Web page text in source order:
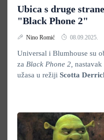
Ubica s druge
"Black Phone 2"
Nino Romić 08.09.2025.
Universal i Blumhouse su
za Black Phone 2,
užasa u režiji Scotta